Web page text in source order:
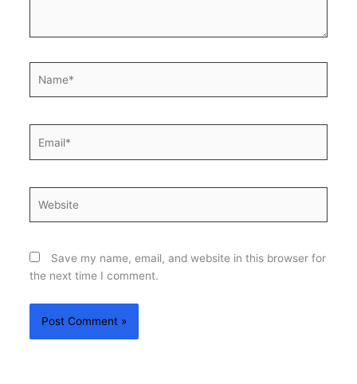
Save my name, email, and website in this browser for
the next time I comment.